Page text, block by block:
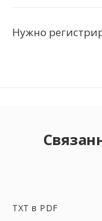
Нужно
TXT в PDF